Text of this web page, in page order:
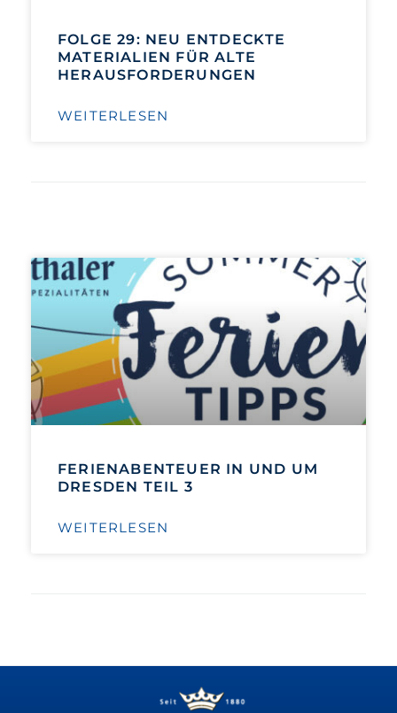
FOLGE 29: NEU ENTDECKTE
MATERIALIEN FÜR ALTE
HERAUSFORDERUNGEN
WEITERLESEN
FERIENABENTEUER IN UND UM
DRESDEN TEIL 3
WEITERLESEN